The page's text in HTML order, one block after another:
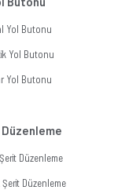
Yol Butonu
Yol Butonu
Yol Butonu
Düzenleme
Düzenleme